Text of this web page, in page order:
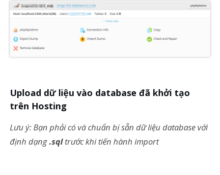
Upload dữ liệu vào database đã khởi tạo
trên Hosting
Lưu ý: Bạn phải có và chuẩn bị sẵn dữ liệu database với
định dạng.sqltrước khi tiến hành import